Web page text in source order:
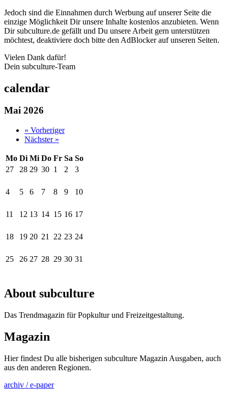
Jedoch sind die Einnahmen durch Werbung auf unserer Seite die
einzige Möglichkeit Dir unsere Inhalte kostenlos anzubieten. Wenn
Dir subculture.de gefällt und Du unsere Arbeit gern unterstützen
möchtest, deaktiviere doch bitte den AdBlocker auf unseren Seiten.
Vielen Dank dafür!
Dein subculture-Team
calendar
Mai 2026
« Vorheriger
Nächster »
Mo Di Mi Do Fr Sa So
27
28 29 30 1 2 3
4 5 6 7 8 9 10
11 12 13 14 15 16 17
18 19 20 21 22 23 24
25 26 27 28 29 30 31
About subculture
Das Trendmagazin für Popkultur und Freizeitgestaltung.
Magazin
Hier findest Du alle bisherigen subculture Magazin Ausgaben, auch
aus den anderen Regionen.
archiv / e-paper